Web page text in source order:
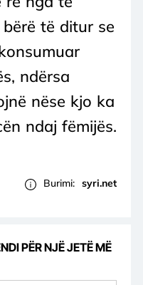
të ditur se
ndërsa
nëse kjo ka
ndaj fëmijës.
Burimi: syri.net
PËR NJË JETË MË